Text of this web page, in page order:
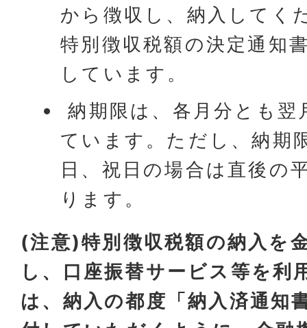
から徴収し、納入してく
特別徴収税額の決定通知
しています。
納期限は、各月分とも
ています。ただし、納期
日、祝日の場合は直後の
ります。
(注意)特別徴収税額の納入を
し、口座振替サービス等を利
は、納入の都度「納入済通知